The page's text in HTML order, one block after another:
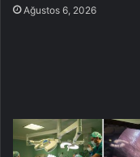
Ağustos 6, 2026